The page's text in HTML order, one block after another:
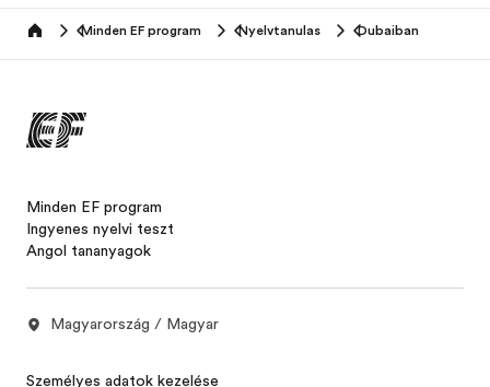
home Minden EF program Nyelvtanulas Dubaiban
Minden EF program
Ingyenes nyelvi teszt
Angol tananyagok
Magyarország / Magyar
Személyes adatok kezelése